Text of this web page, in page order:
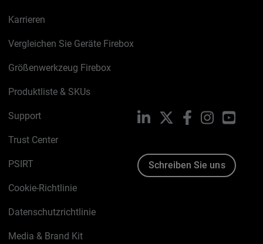
Karrieren
Vergleichen Sie Geräte Firebox
Größenwerkzeug Firebox
Produktliste & SKUs
Support
Trust Center
PSIRT
Cookie-Richtlinie
Datenschutzrichtlinie
Media & Brand Kit
LinkedIn FacebookInstagram
Schreiben Sie uns